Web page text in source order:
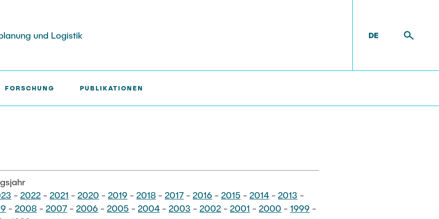
und Logistik DE
studentische
FORSCHUNG PUBLIKATIONEN
- 2022 - 2021 - 2020 - 2019 - 2018 - 2017 - 2016 - 2015 - 2014 - 2013 -
- 2008 - 2007 - 2006 - 2005 - 2004 - 2003 - 2002 - 2001 - 2000 -1999 -